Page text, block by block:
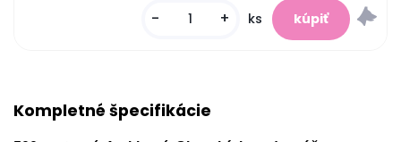
- + ks
Kompletné špecifikácie